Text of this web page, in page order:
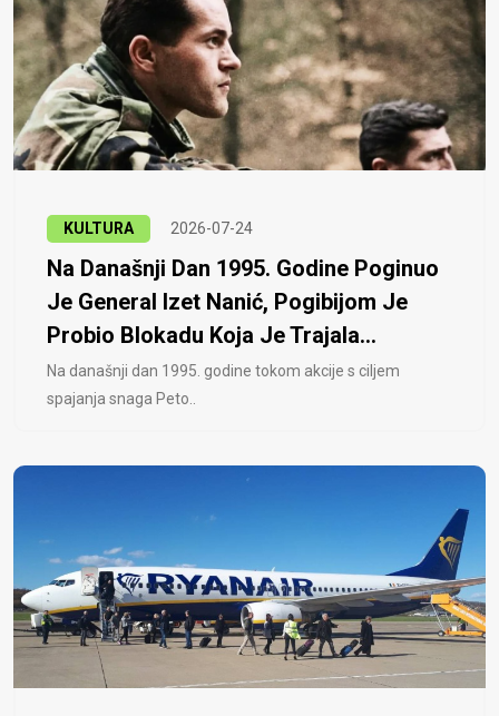
KULTURA 2026-07-24
Na Današnji Dan 1995. Godine Poginuo
Je General Izet Nanić, Pogibijom Je
Probio Blokadu Koja Je Trajala...
Na današnji dan 1995. godine tokom akcije s ciljem
spajanja snaga Peto..